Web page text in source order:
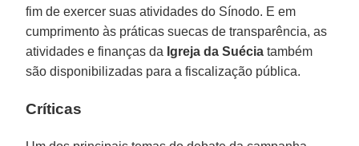
fim de exercer suas atividades do Sínodo. E em
cumprimento às práticas suecas de transparência, as
atividades e finanças da Igreja da Suécia também
são disponibilizadas para a fiscalização pública.
Críticas